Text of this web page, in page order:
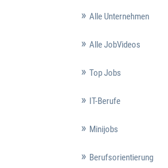
Alle Unternehmen
Alle JobVideos
Top Jobs
IT-Berufe
Minijobs
Berufsorientierung